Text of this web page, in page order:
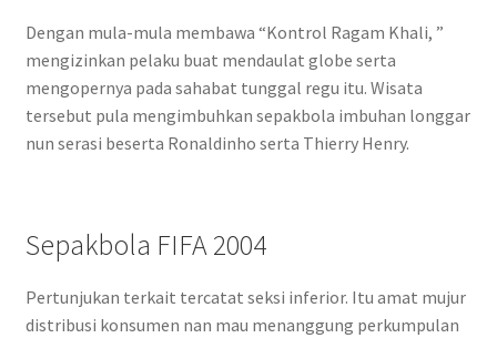
Dengan mula-mula membawa “Kontrol Ragam Khali, ”
mengizinkan pelaku buat mendaulat globe serta
mengopernya pada sahabat tunggal regu itu. Wisata
tersebut pula mengimbuhkan sepakbola imbuhan longgar
nun serasi beserta Ronaldinho serta Thierry Henry.
Sepakbola FIFA 2004
Pertunjukan terkait tercatat seksi inferior. Itu amat mujur
distribusi konsumen nan mau menanggung perkumpulan